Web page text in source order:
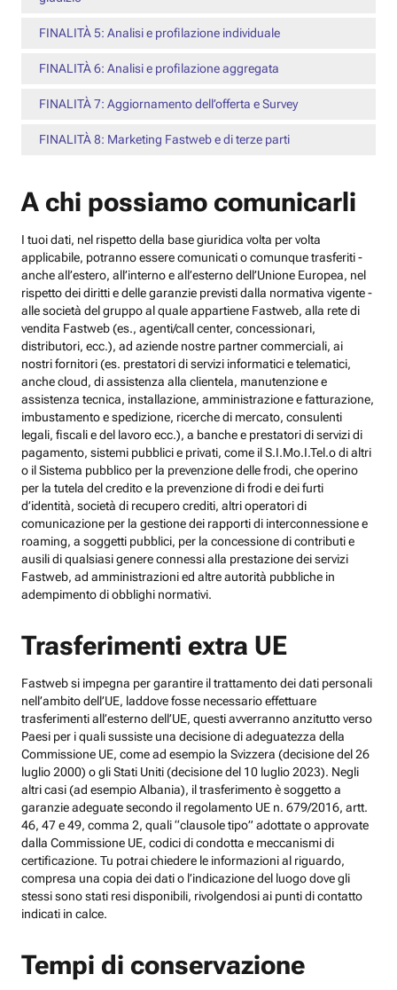
FINALITÀ 5: Analisi e profilazione individuale
FINALITÀ 6: Analisi e profilazione aggregata
FINALITÀ 7: Aggiornamento dell’offerta e Survey
FINALITÀ 8: Marketing Fastweb e di terze parti
A chi possiamo comunicarli
I tuoi dati, nel rispetto della base giuridica volta per volta
applicabile, potranno essere comunicati o comunque trasferiti -
anche all’estero, all’interno e all’esterno dell’Unione Europea, nel
rispetto dei diritti e delle garanzie previsti dalla normativa vigente -
alle società del gruppo al quale appartiene Fastweb, alla rete di
vendita Fastweb (es., agenti/call center, concessionari,
distributori, ecc.), ad aziende nostre partner commerciali, ai
nostri fornitori (es. prestatori di servizi informatici e telematici,
anche cloud, di assistenza alla clientela, manutenzione e
assistenza tecnica, installazione, amministrazione e fatturazione,
imbustamento e spedizione, ricerche di mercato, consulenti
legali, fiscali e del lavoro ecc.), a banche e prestatori di servizi di
pagamento, sistemi pubblici e privati, come il S.I.Mo.I.Tel.o di altri
o il Sistema pubblico per la prevenzione delle frodi, che operino
per la tutela del credito e la prevenzione di frodi e dei furti
d’identità, società di recupero crediti, altri operatori di
comunicazione per la gestione dei rapporti di interconnessione e
roaming, a soggetti pubblici, per la concessione di contributi e
ausili di qualsiasi genere connessi alla prestazione dei servizi
Fastweb, ad amministrazioni ed altre autorità pubbliche in
adempimento di obblighi normativi.
Trasferimenti extra UE
Fastweb si impegna per garantire il trattamento dei dati personali
nell’ambito dell’UE, laddove fosse necessario effettuare
trasferimenti all’esterno dell’UE, questi avverranno anzitutto verso
Paesi per i quali sussiste una decisione di adeguatezza della
Commissione UE, come ad esempio la Svizzera (decisione del 26
luglio 2000) o gli Stati Uniti (decisione del 10 luglio 2023). Negli
altri casi (ad esempio Albania), il trasferimento è soggetto a
garanzie adeguate secondo il regolamento UE n. 679/2016, artt.
46, 47 e 49, comma 2, quali “clausole tipo” adottate o approvate
dalla Commissione UE, codici di condotta e meccanismi di
certificazione. Tu potrai chiedere le informazioni al riguardo,
compresa una copia dei dati o l’indicazione del luogo dove gli
stessi sono stati resi disponibili, rivolgendosi ai punti di contatto
indicati in calce.
Tempi di conservazione